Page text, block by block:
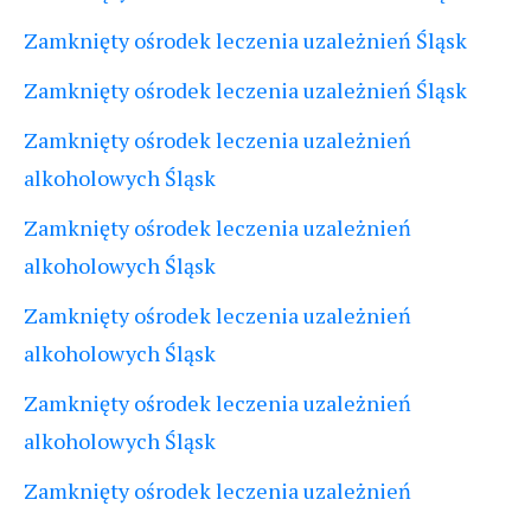
Zamknięty ośrodek leczenia uzależnień Śląsk
Zamknięty ośrodek leczenia uzależnień Śląsk
Zamknięty ośrodek leczenia uzależnień
alkoholowych Śląsk
Zamknięty ośrodek leczenia uzależnień
alkoholowych Śląsk
Zamknięty ośrodek leczenia uzależnień
alkoholowych Śląsk
Zamknięty ośrodek leczenia uzależnień
alkoholowych Śląsk
Zamknięty ośrodek leczenia uzależnień